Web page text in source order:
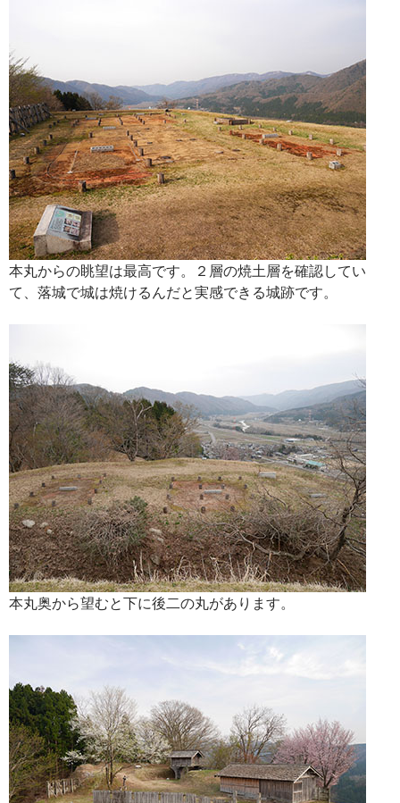
本丸からの眺望は最高です。２層の焼土層を確認してい
て、落城で城は焼けるんだと実感できる城跡です。
本丸奥から望むと下に後二の丸があります。